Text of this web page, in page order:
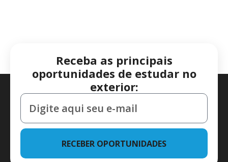
Receba as principais
oportunidades de estudar no
exterior:
RECEBER OPORTUNIDADES